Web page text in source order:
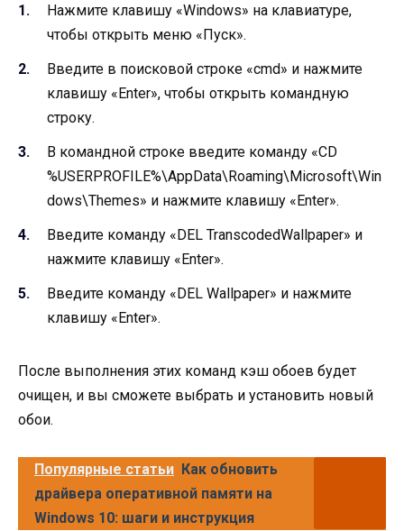
Нажмите клавишу «Windows» на клавиатуре,
чтобы открыть меню «Пуск».
Введите в поисковой строке «cmd» и нажмите
клавишу «Enter», чтобы открыть командную
строку.
В командной строке введите команду «CD
%USERPROFILE%\AppData\Roaming\Microsoft\Win
dows\Themes» и нажмите клавишу «Enter».
Введите команду «DEL TranscodedWallpaper» и
нажмите клавишу «Enter».
Введите команду «DEL Wallpaper» и нажмите
клавишу «Enter».
После выполнения этих команд кэш обоев будет
очищен, и вы сможете выбрать и установить новый
обои.
Популярные статьи Как обновить
драйвера оперативной памяти на
Windows 10: шаги и инструкция